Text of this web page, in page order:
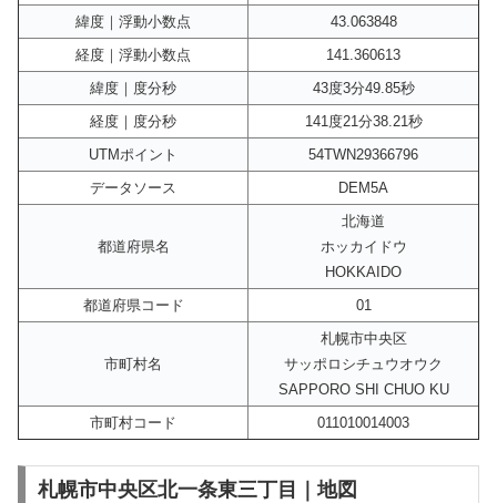
緯度｜浮動小数点
43.063848
経度｜浮動小数点
141.360613
緯度｜度分秒
43度3分49.85秒
経度｜度分秒
141度21分38.21秒
UTMポイント
54TWN29366796
データソース
DEM5A
都道府県名
北海道
ホッカイドウ
HOKKAIDO
都道府県コード
01
市町村名
札幌市中央区
サッポロシチュウオウク
SAPPORO SHI CHUO KU
市町村コード
011010014003
札幌市中央区北一条東三丁目｜地図